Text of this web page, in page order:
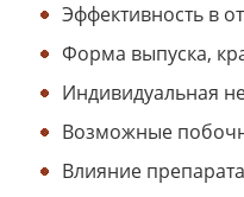
Эффективность в
Форма выпуска,
Индивидуальная
Возможные
Влияние